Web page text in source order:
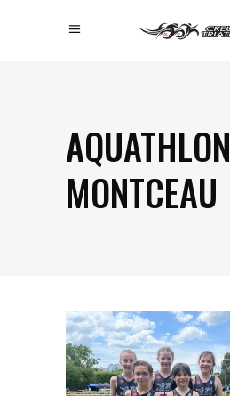
AQUATHLON
MONTCEAU